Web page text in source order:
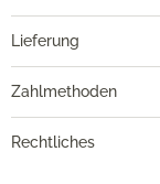
Lieferung
Zahlmethoden
Rechtliches